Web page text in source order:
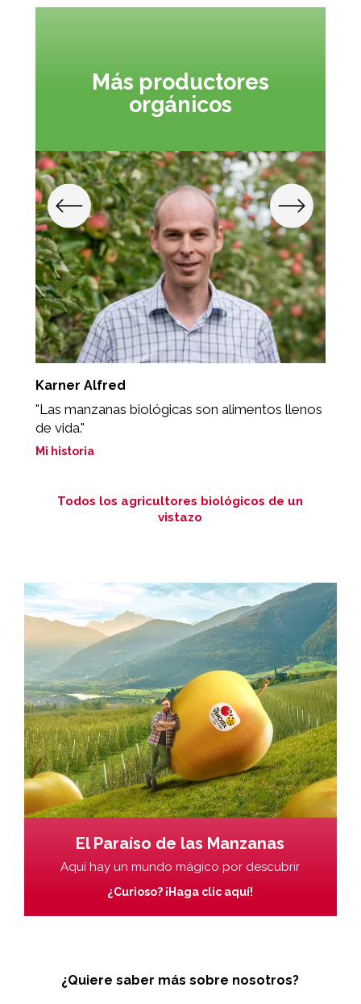
Más productores
orgánicos
Karner Alfred
"Las manzanas biológicas son alimentos llenos
de vida."
Mi historia
Todos los agricultores biológicos de un
vistazo
El Paraíso de las Manzanas
Aquí hay un mundo mágico por descubrir
¿Curioso? ¡Haga clic aquí!
¿Quiere saber más sobre nosotros?